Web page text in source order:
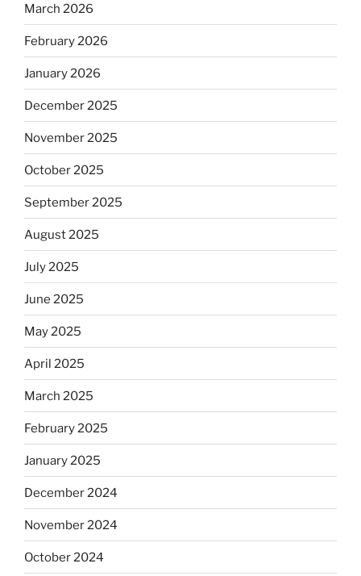
March 2026
February 2026
January 2026
December 2025
November 2025
October 2025
September 2025
August 2025
July 2025
June 2025
May 2025
April 2025
March 2025
February 2025
January 2025
December 2024
November 2024
October 2024